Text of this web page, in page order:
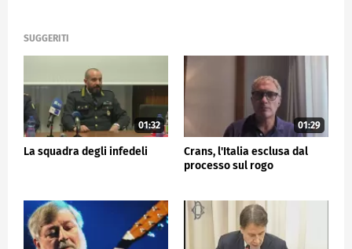
SUGGERITI
01:32
La squadra degli infedeli
01:29
Crans, l'Italia esclusa dal
processo sul rogo